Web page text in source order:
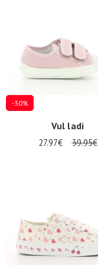
-30%
Vul ladi
27.97€ 39.95€